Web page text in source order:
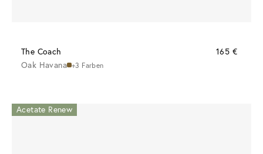
The Coach
165 €
Oak Havana +3 Farben
Acetate Renew